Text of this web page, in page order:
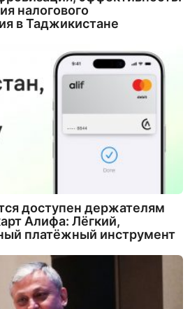
налогового
в Таджикистане
доступен держателям
Алифа: Лёгкий,
платёжный инструмент